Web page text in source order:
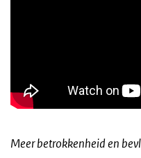
Meer betrokkenheid en